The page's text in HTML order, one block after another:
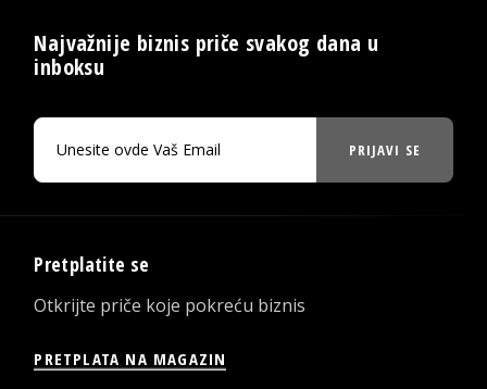
Najvažnije biznis priče svakog dana u
inboksu
PRIJAVI SE
Pretplatite se
Otkrijte priče koje pokreću biznis
PRETPLATA NA MAGAZIN